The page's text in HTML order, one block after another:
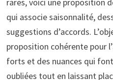
qui associe saisonnalité,
suggestions d’accords.
proposition cohérente pour
forts et des nuances qui
oubliées tout en laissant